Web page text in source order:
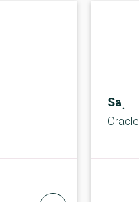
Sage